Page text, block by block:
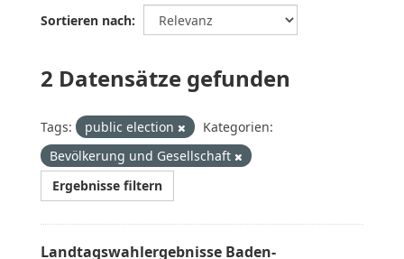
Sortieren nach
2 Datensätze gefunden
Tags: public election
Kategorien:
Bevölkerung und Gesellschaft
Ergebnisse filtern
Landtagswahlergebnisse Baden-